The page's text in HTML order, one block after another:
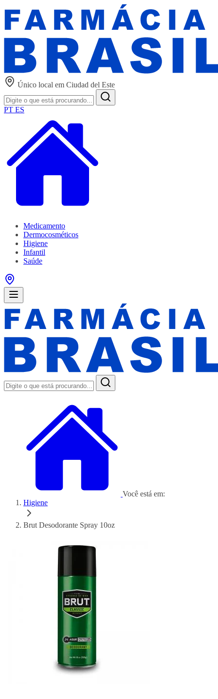
Único local em Ciudad del Este
PT ES
Medicamento
Dermocosméticos
Higiene
Infantil
Saúde
Você está em:
Higiene
Brut Desodorante Spray 10oz